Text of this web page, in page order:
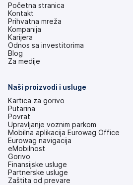
Početna stranica
Kontakt
Prihvatna mreža
Kompanija
Karijera
Odnos sa investitorima
(otvara
se
kartice)
Blog
Za medije
Naši proizvodi i usluge
Kartica za gorivo
Putarina
Povrat
Upravljanje voznim parkom
Mobilna aplikacija Eurowag Office
Eurowag navigacija
eMobilnost
Gorivo
Finansijske usluge
Partnerske usluge
Zaštita od prevare